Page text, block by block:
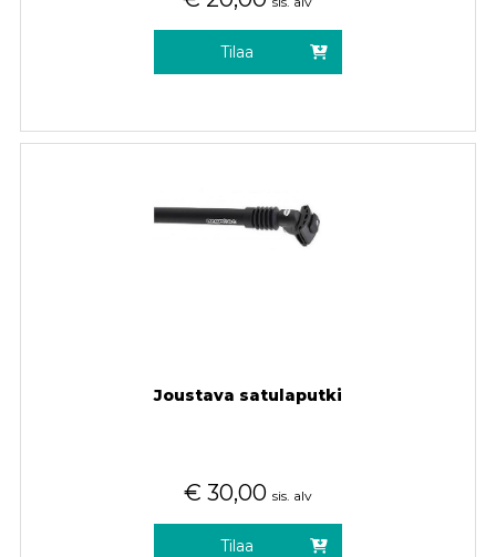
Tilaa
Joustava satulaputki
€ 30,00 sis. alv
Tilaa